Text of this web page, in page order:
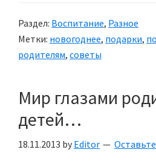
Раздел: Воспитание, Разное
Метки: новогоднее, подарки,
родителям, советы
Мир глазами
детей…
18.11.2013 by Editor